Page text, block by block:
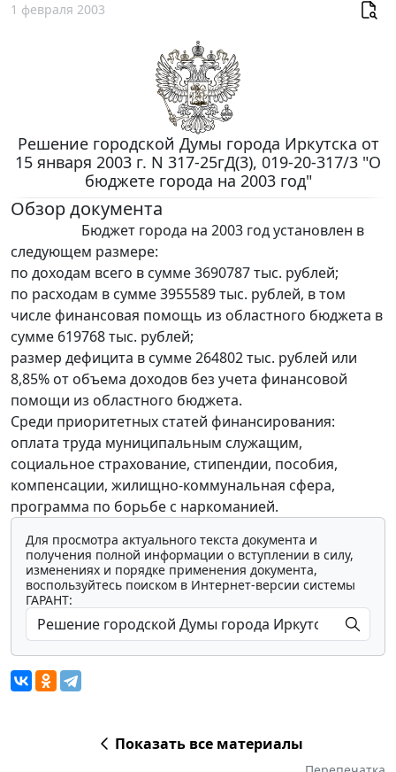
1 февраля 2003
Решение городской Думы города Иркутска от
15 января 2003 г. N 317-25гД(3), 019-20-317/3 "О
бюджете города на 2003 год"
Обзор документа
Бюджет города на 2003 год установлен в
следующем размере:
по доходам всего в сумме 3690787 тыс. рублей;
по расходам в сумме 3955589 тыс. рублей, в том
числе финансовая помощь из областного бюджета в
сумме 619768 тыс. рублей;
размер дефицита в сумме 264802 тыс. рублей или
8,85% от объема доходов без учета финансовой
помощи из областного бюджета.
Среди приоритетных статей финансирования:
оплата труда муниципальным служащим,
социальное страхование, стипендии, пособия,
компенсации, жилищно-коммунальная сфера,
программа по борьбе с наркоманией.
Для просмотра актуального текста документа и
получения полной информации о вступлении в силу,
изменениях и порядке применения документа,
воспользуйтесь поиском в Интернет-версии системы
ГАРАНТ:
Показать все материалы